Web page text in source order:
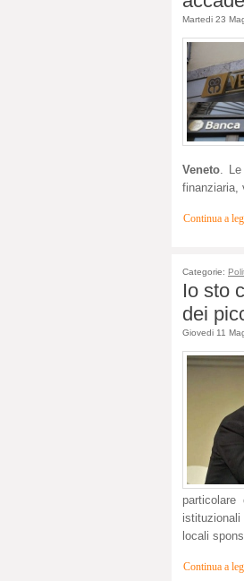
Martedi 23
Veneto .
finanziaria,
Continua a
Categorie:
Io sto
dei
Giovedi 11
particolare
locali
Continua a